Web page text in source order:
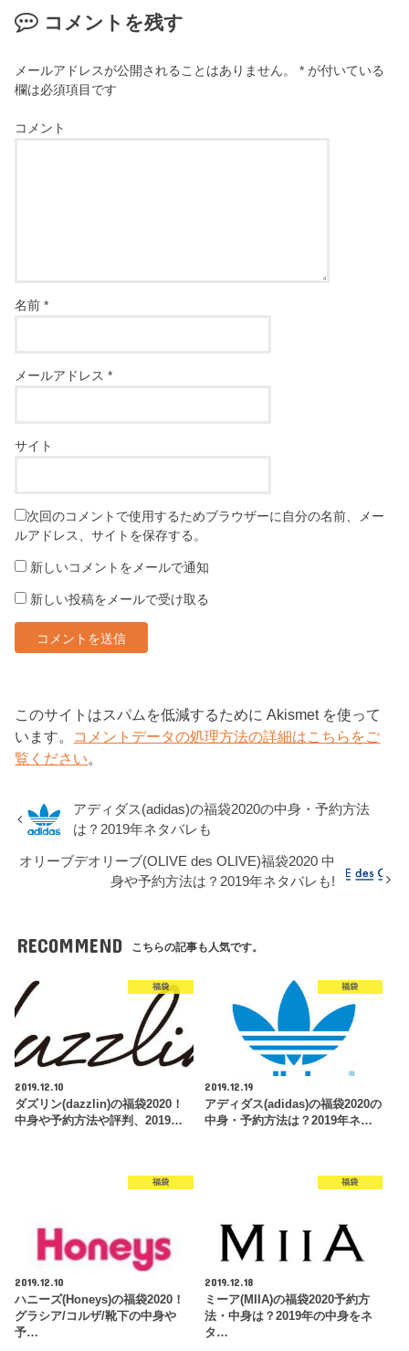
コメントを残す
メールアドレスが公開されることはありません。 * が付いている
欄は必須項目です
コメント
名前*
メールアドレス*
サイト
次回のコメントで使用するためブラウザーに自分の名前、メー
ルアドレス、サイトを保存する。
新しいコメントをメールで通知
新しい投稿をメールで受け取る
このサイトはスパムを低減するために Akismet を使って
います。 コメントデータの処理方法の詳細はこちらをご
覧ください。
アディダス(adidas)の福袋2020の中身・予約方法
は？2019年ネタバレも
オリーブデオリーブ(OLIVE des OLIVE)福袋2020 中
身や予約方法は？2019年ネタバレも!
RECOMMEND こちらの記事も人気です。
福袋
2019.12.10
ダズリン(dazzlin)の福袋2020！
中身や予約方法や評判、2019…
福袋
2019.12.19
アディダス(adidas)の福袋2020の
中身・予約方法は？2019年ネ…
福袋
2019.12.10
ハニーズ(Honeys)の福袋2020！
グラシア/コルザ/靴下の中身や
予…
福袋
2019.12.18
ミーア(MIIA)の福袋2020予約方
法・中身は？2019年の中身をネ
タ…